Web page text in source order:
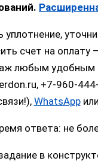
счет на оплату
любым удобным
+7-960-
WhatsAppили
ответа: не
в